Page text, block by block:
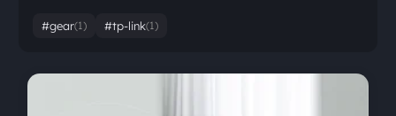
#gear(1) #tp-link(1)